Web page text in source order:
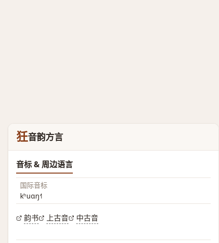
狅音韵方言
音标 & 周边语言
国际音标
kʰuɑŋ˧˥
韵书 上古音 中古音